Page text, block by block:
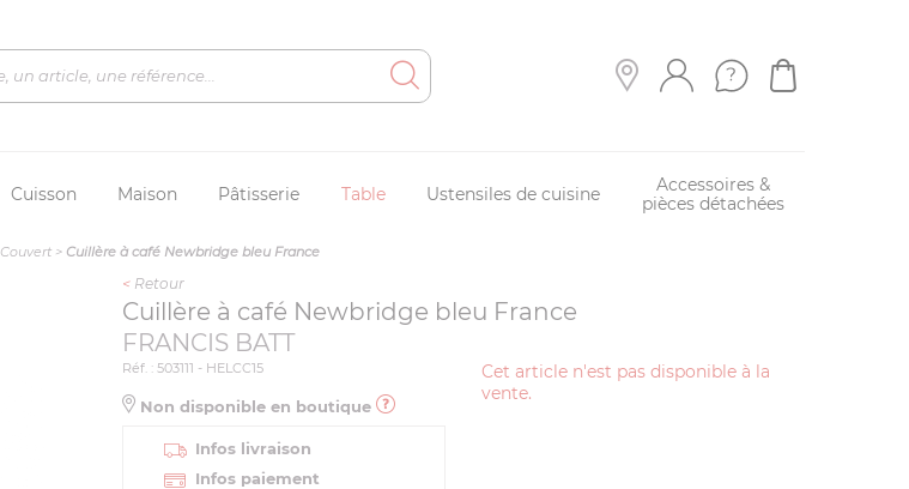
Cuisson Maison Pâtisserie Table Ustensiles de cuisine
Accessoires &
pièces détachées
Couvert > Cuillère à café Newbridge bleu France
< Retour
Cuillère à café Newbridge bleu France
FRANCIS BATT
Cet article n'est pas disponible à la
vente.
Réf. : 503111 - HELCC15
Non disponible en boutique
Infos livraison
Infos paiement